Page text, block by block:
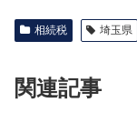
相続税 埼玉県
関連記事